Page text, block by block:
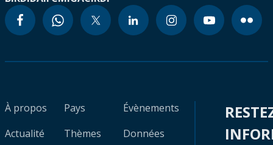
À propos
Actualité
Pays
Thèmes
Évènements
Données